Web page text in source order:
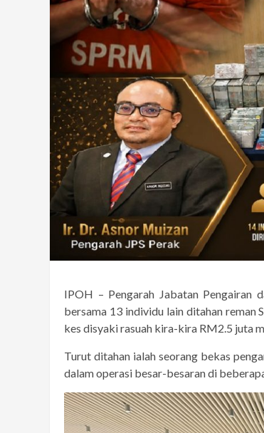
IPOH – Pengarah Jabatan Pengairan
bersama 13 individu lain ditahan reman
kes disyaki rasuah kira-kira RM2.5 juta
Turut ditahan ialah seorang bekas
dalam operasi besar-besaran di